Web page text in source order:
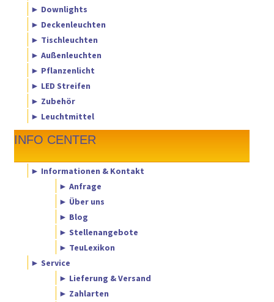
► Downlights
► Deckenleuchten
► Tischleuchten
► Außenleuchten
► Pflanzenlicht
► LED Streifen
► Zubehör
► Leuchtmittel
INFO CENTER
► Informationen & Kontakt
► Anfrage
► Über uns
► Blog
► Stellenangebote
► TeuLexikon
► Service
► Lieferung & Versand
► Zahlarten